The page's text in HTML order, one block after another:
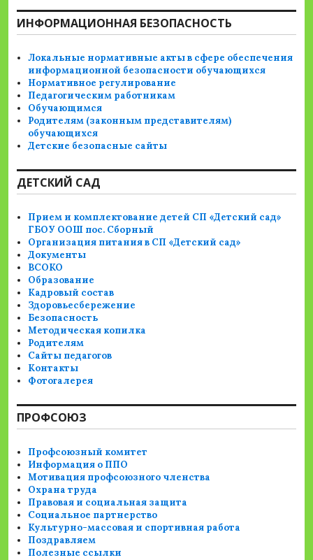
ИНФОРМАЦИОННАЯ БЕЗОПАСНОСТЬ
Локальные нормативные акты в сфере обеспечения
информационной безопасности обучающихся
Нормативное регулирование
Педагогическим работникам
Обучающимся
Родителям (законным представителям)
обучающихся
Детские безопасные сайты
ДЕТСКИЙ САД
Прием и комплектование детей СП «Детский сад»
ГБОУ ООШ пос. Сборный
Организация питания в СП «Детский сад»
Документы
ВСОКО
Образование
Кадровый состав
Здоровьесбережение
Безопасность
Методическая копилка
Родителям
Сайты педагогов
Контакты
Фотогалерея
ПРОФСОЮЗ
Профсоюзный комитет
Информация о ППО
Мотивация профсоюзного членства
Охрана труда
Правовая и социальная защита
Социальное партнерство
Культурно-массовая и спортивная работа
Поздравляем
Полезные ссылки